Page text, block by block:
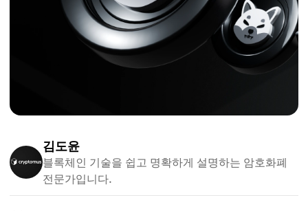
김도윤
블록체인 기술을 쉽고 명확하게 설명하는 암호화폐
전문가입니다.